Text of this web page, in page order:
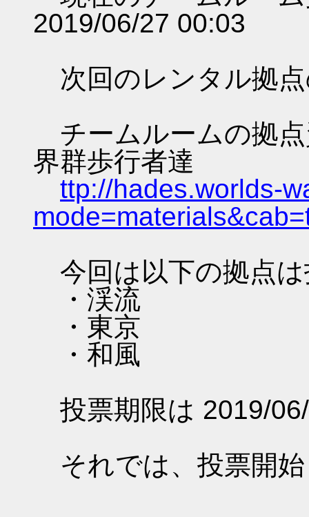
2019/06/27 00:03
次回のレンタル拠
チームルームの拠
界群歩行者達
ttp://hades.worlds-
今回は以下の拠点
・渓流
・東京
・和風
投票期限は 2019/
それでは、投票開